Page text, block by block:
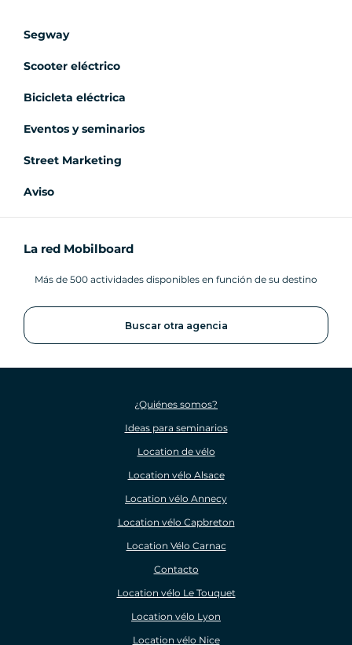
Segway
Scooter eléctrico
Bicicleta eléctrica
Eventos y seminarios
Street Marketing
Aviso
La red Mobilboard
Más de 500 actividades disponibles en función de su destino
Buscar otra agencia
¿Quiénes somos?
Ideas para seminarios
Location de vélo
Location vélo Alsace
Location vélo Annecy
Location vélo Capbreton
Location Vélo Carnac
Contacto
Location vélo Le Touquet
Location vélo Lyon
Location vélo Nice